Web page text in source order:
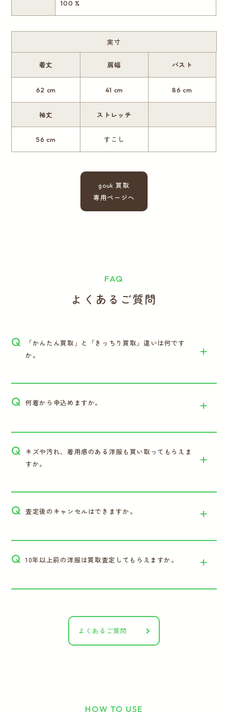
100 %
実寸
着丈
62 cm
肩幅
41 cm
バスト
86 cm
袖丈
56 cm
ストレッチ
すこし
gouk 買取
専用ページへ
FAQ
よくあるご質問
Q
「かんたん買取」と「きっちり買取」違いは何です
か。
Q 何着から申込めますか。
Q キズや汚れ、着用感のある洋服も買い取ってもらえま
すか。
Q 査定後のキャンセルはできますか。
Q 10年以上前の洋服は買取査定してもらえますか。
よくあるご質問
HOW TO USE